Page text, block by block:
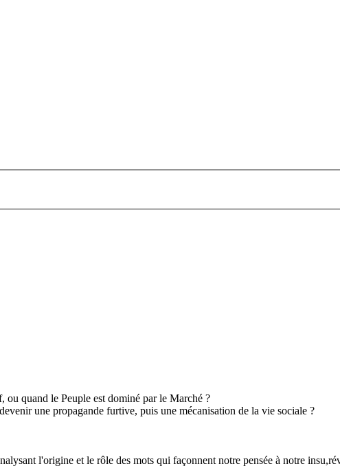
ou quand le Peuple est dominé par le Marché ?
une propagande furtive, puis une mécanisation de la vie sociale ?
l'origine et le rôle des mots qui façonnent notre pensée à notre